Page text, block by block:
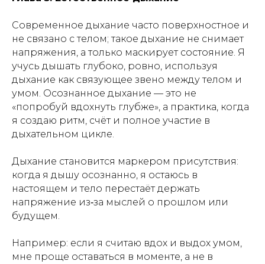
Современное дыхание часто поверхностное и
не связано с телом; такое дыхание не снимает
напряжения, а только маскирует состояние. Я
учусь дышать глубоко, ровно, используя
дыхание как связующее звено между телом и
умом. Осознанное дыхание — это не
«попробуй вдохнуть глубже», а практика, когда
я создаю ритм, счёт и полное участие в
дыхательном цикле.
Дыхание становится маркером присутствия:
когда я дышу осознанно, я остаюсь в
настоящем и тело перестаёт держать
напряжение из‑за мыслей о прошлом или
будущем.
Например: если я считаю вдох и выдох умом,
мне проще оставаться в моменте, а не в